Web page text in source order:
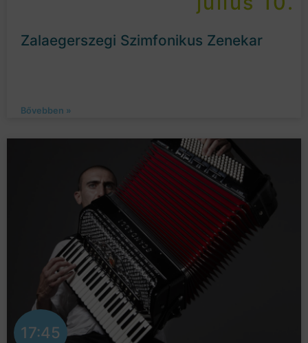
Zalaegerszegi Szimfonikus Zenekar
Bővebben »
17:45